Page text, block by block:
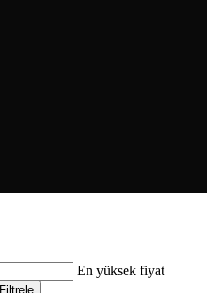
En yüksek fiyat
Filtrele